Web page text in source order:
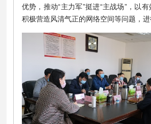
优势，推动“主力军”挺进“主战场”，以有
积极营造风清气正的网络空间等问题，进